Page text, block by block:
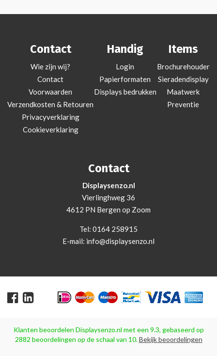
Contact
Wie zijn wij?
Contact
Voorwaarden
Verzendkosten & Retouren
Privacyverklaring
Cookieverklaring
Handig
Login
Papierformaten
Displays bedrukken
Items
Brochurehouder
Sieradendisplay
Maatwerk
Preventie
Contact
Displaysenzo.nl
Vierlinghweg 36
4612 PN Bergen op Zoom
Tel: 0164 258915
E-mail: info@displaysenzo.nl
Klanten beoordelen Displaysenzo.nl met een 9.3, gebaseerd op
2882 beoordelingen op de schaal van 10.Bekijk beoordelingen